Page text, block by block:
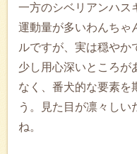
一方のシベリアンハス
運動量が多いわんちゃ
ルですが、実は穏やか
少し用心深いところが
なく、番犬的な要素を
う。見た目が凛々しい
ね。